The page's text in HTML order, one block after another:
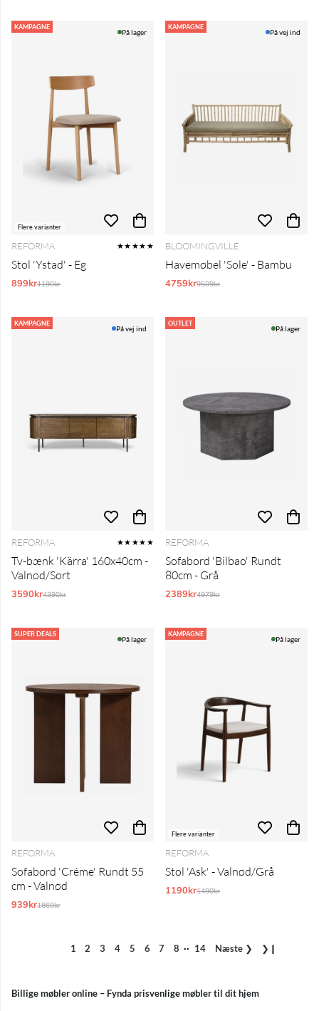
KAMPAGNE
Flere varianter
På lager
REFORMA ★★★★★
Stol 'Ystad' - Eg
899krNormalpris:
1190kr
KAMPAGNE
På vej ind
BLOOMINGVILLE
Havemøbel 'Sole' - Bambu
4759krNormalpris:
9509kr
KAMPAGNE
På vej ind
REFORMA ★★★★★
Tv-bænk 'Kärra' 160x40cm -
Valnød/Sort
3590krNormalpris:
4390kr
OUTLET
På lager
REFORMA
Sofabord 'Bilbao' Rundt
80cm - Grå
2389krNormalpris:
4979kr
SUPER DEALS
På lager
REFORMA
Sofabord 'Créme' Rundt 55
cm - Valnød
939krNormalpris:
1869kr
KAMPAGNE
Flere varianter
På lager
REFORMA
Stol 'Ask' - Valnød/Grå
1190krNormalpris:
1490kr
1 2 3 4 5 6 7 8 .. 14 Næste ❯ ❯❙
Billige møbler online – Fynda prisvenlige møbler til dit hjem